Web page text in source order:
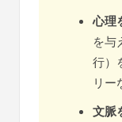
心理
を与
行）
リー
文脈